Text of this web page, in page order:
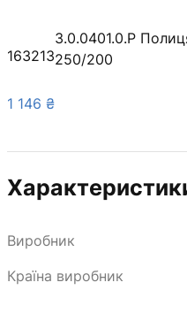
163213
3.0.0401.0.P
250/200
1 146 ₴
Виробник
Країна виробник